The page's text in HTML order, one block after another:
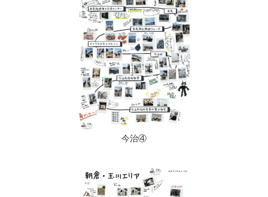
今治④